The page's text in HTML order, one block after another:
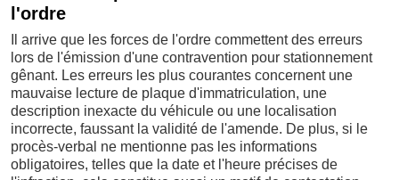
l'ordre
Il arrive que les forces de l'ordre commettent des erreurs
lors de l'émission d'une contravention pour stationnement
gênant. Les erreurs les plus courantes concernent une
mauvaise lecture de plaque d'immatriculation, une
description inexacte du véhicule ou une localisation
incorrecte, faussant la validité de l'amende. De plus, si le
procès-verbal ne mentionne pas les informations
obligatoires, telles que la date et l'heure précises de